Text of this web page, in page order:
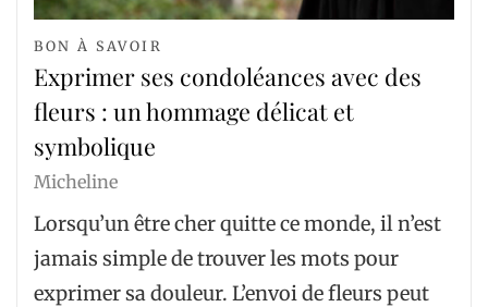
BON À SAVOIR
Exprimer ses condoléances avec des
fleurs : un hommage délicat et
symbolique
Micheline
Lorsqu’un être cher quitte ce monde, il n’est
jamais simple de trouver les mots pour
exprimer sa douleur. L’envoi de fleurs peut